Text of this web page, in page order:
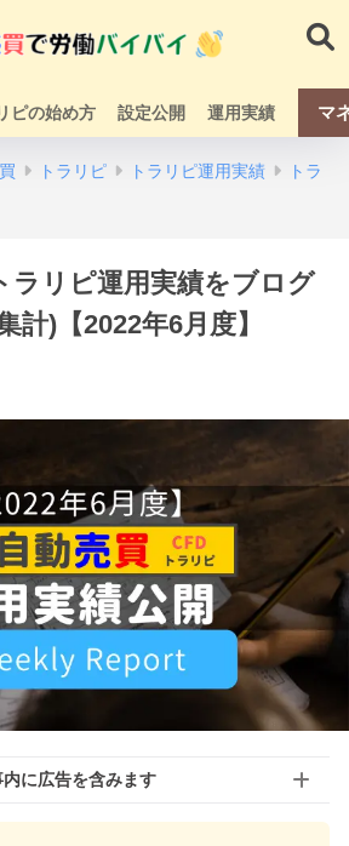
ピの始め方 設定公開 運用実績 マ
トラリピ トラリピ運用実績
トラ
ラリピ運用実績をブログ
計)【2022年6月度】
内に広告を含みます